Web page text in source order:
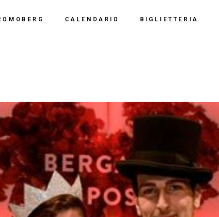
CALENDARIO
Calendario 2023
Calendario 2022
Calendario 2021
Calendario 2020
Calendario 2019
BIGLIETTERIA
Calendario 2026
Calendario 2021
Calendario 2020
Calendario 2019
Polo Espositivo